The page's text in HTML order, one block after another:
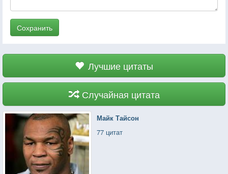
Сохранить
Лучшие цитаты
Случайная цитата
Майк Тайсон
77 цитат